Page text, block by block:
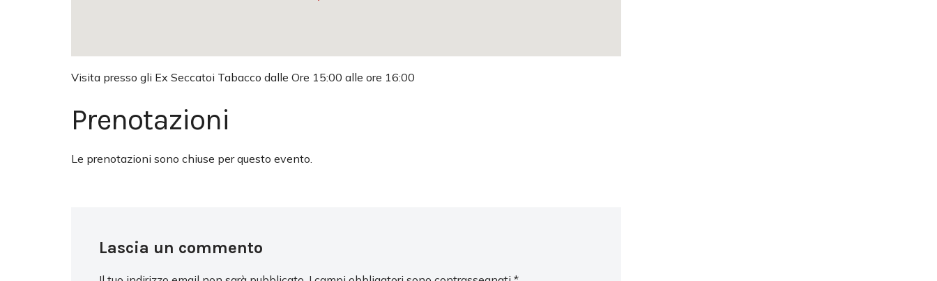
Visita presso gli Ex Seccatoi Tabacco dalle Ore 15:00 alle ore 16:00
Prenotazioni
Le prenotazioni sono chiuse per questo evento.
Lascia un commento